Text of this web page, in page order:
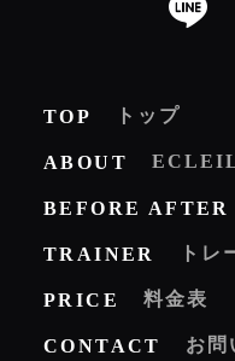
TOP トップ
ABOUT
BEFORE AFTER
TRAINER トレ
PRICE 料金表
CONTACT お問